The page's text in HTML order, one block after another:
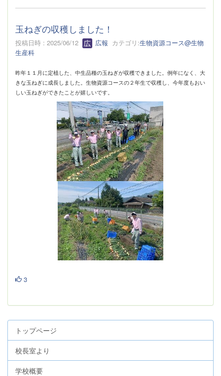
玉ねぎの収穫しました！
投稿日時 : 2025/06/12 広報 カテゴリ:生物資源コース@生物
生産科
昨年１１月に定植した、中生品種の玉ねぎが収穫できました。例年になく、大
きな玉ねぎに成長しました。生物資源コースの２年生で収穫し、今年度もおい
しい玉ねぎができたことが嬉しいです。
3
トップページ
校長室より
学校概要